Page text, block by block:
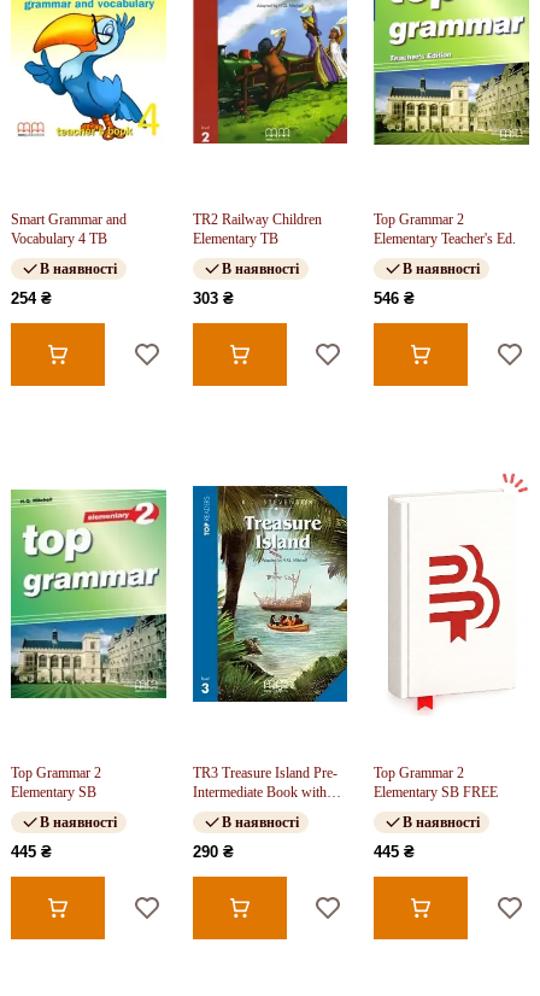
Smart Grammar and
Vocabulary 4 TB
В наявності
254 ₴
TR2 Railway Children
Elementary TB
В наявності
303 ₴
Top Grammar 2
Elementary Teacher's Ed.
В наявності
546 ₴
Top Grammar 2
Elementary SB
В наявності
445 ₴
TR3 Treasure Island Pre-
Intermediate Book with
CD FREE
В наявності
290 ₴
Top Grammar 2
Elementary SB FREE
В наявності
445 ₴